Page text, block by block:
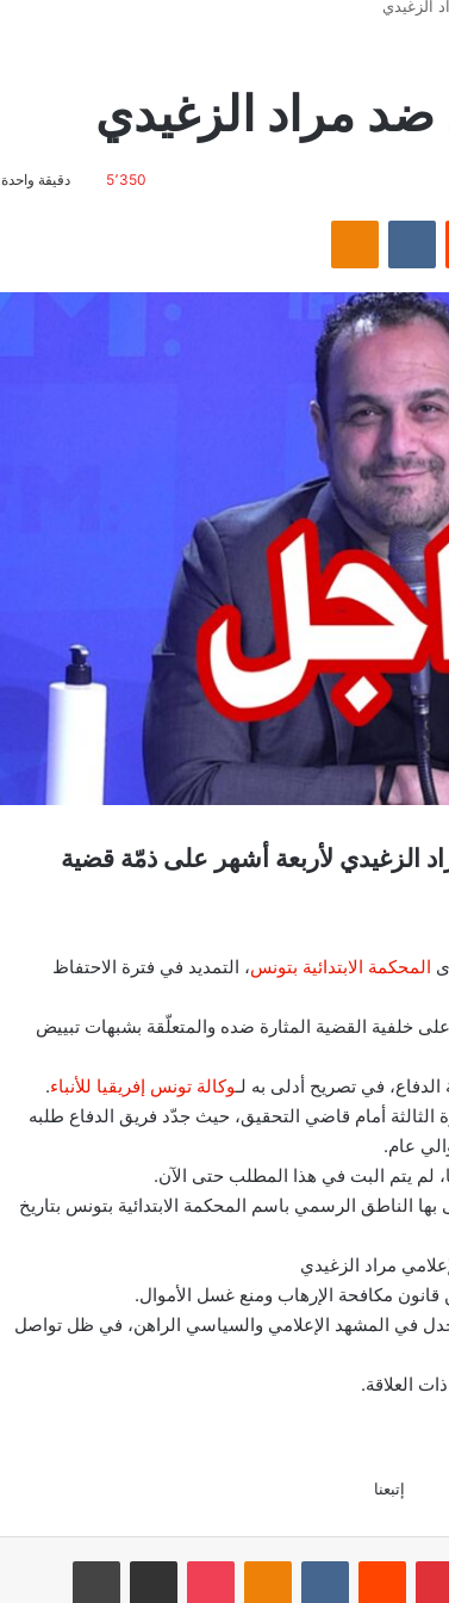
الزغيدي
مراد الزغيدي
5٬350 دقيقة واحدة
الزغيدي لأربعة أشهر على ذمّة قضية
المحكمة الابتدائية بتونس، التمديد في فترة الاحتفاظ
خلفية القضية المثارة ضده والمتعلّقة بشبهات تبييض
في تصريح أدلى به لـوكالة تونس إفريقيا للأنباء.
الثالثة أمام قاضي التحقيق، حيث جدّد فريق الدفاع طلبه
عام.
لم يتم البت في هذا المطلب حتى الآن.
الناطق الرسمي باسم المحكمة الابتدائية بتونس بتاريخ
مراد الزغيدي
مكافحة الإرهاب ومنع غسل الأموال.
في المشهد الإعلامي والسياسي الراهن، في ظل تواصل
العلاقة.
إتبعنا
بينتيريست